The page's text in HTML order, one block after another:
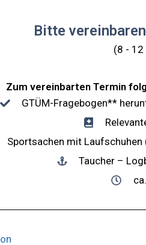
Bitte
(8 - 12
Zum vereinbarten Termin
GTÜM-Fragebogen**
Sportsachen mit
Taucher –